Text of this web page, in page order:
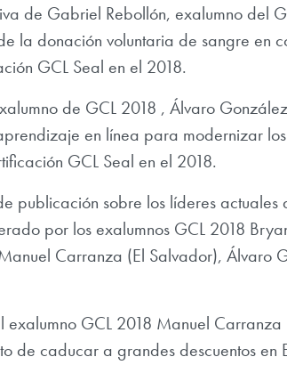
de Gabriel Rebollón, exalumno del
la donación voluntaria de sangre en
GCL Seal en el 2018.
de GCL 2018 , Álvaro
en línea para modernizar los
GCL Seal en el 2018.
publicación sobre los líderes
por los exalumnos GCL 2018
Carranza (El Salvador), Álvaro
exalumno GCL 2018 Manuel
de caducar a grandes descuentos en